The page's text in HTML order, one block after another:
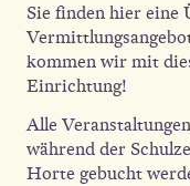
Sie finden hier eine
kommen wir mit
Einrichtung!
Alle
während der
Horte gebucht